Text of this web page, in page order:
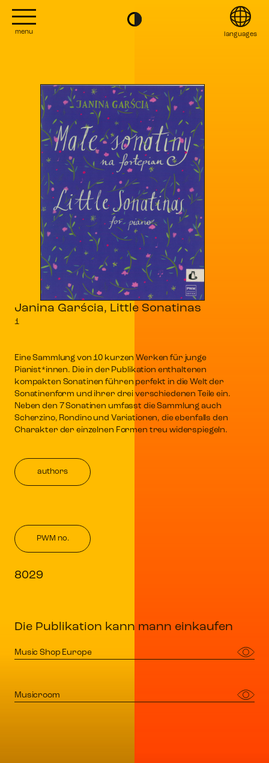
menu languages
English
Français
Italiano
日本語
Polski
project
Kontakt
editions
2022
2020
Janina Garścia, Little Sonatinas
1
Eine Sammlung von 10 kurzen Werken für junge
Pianist*innen. Die in der Publikation enthaltenen
kompakten Sonatinen führen perfekt in die Welt der
Sonatinenform und ihrer drei verschiedenen Teile ein.
Neben den 7 Sonatinen umfasst die Sammlung auch
Scherzino, Rondino und Variationen, die ebenfalls den
Charakter der einzelnen Formen treu widerspiegeln.
authors
PWM no.
8029
Die Publikation kann mann einkaufen
Music Shop Europe
Musicroom